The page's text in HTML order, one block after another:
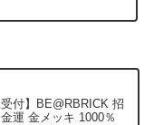
す。過去...
受付】BE@RBRICK 招
運 金メッキ 1000％